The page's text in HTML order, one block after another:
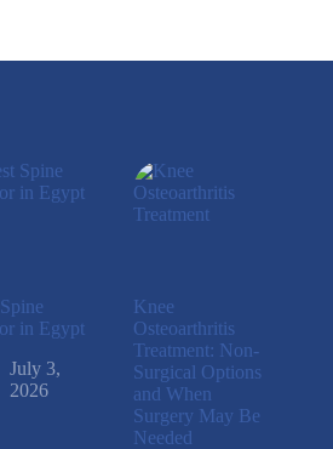
in Egypt
July 3,
2026
Knee
Osteoarthritis
Treatment: Non-
Surgical Options
and When
Surgery May Be
Needed